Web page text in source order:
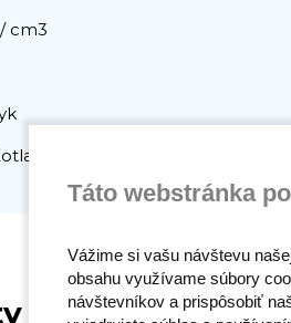
cm3
ktorý je veľmi trvanlivý a
Táto webstránka
Vážime si vašu návštevu
obsahu využívame súbory
návštevníkov a prispôsobiť